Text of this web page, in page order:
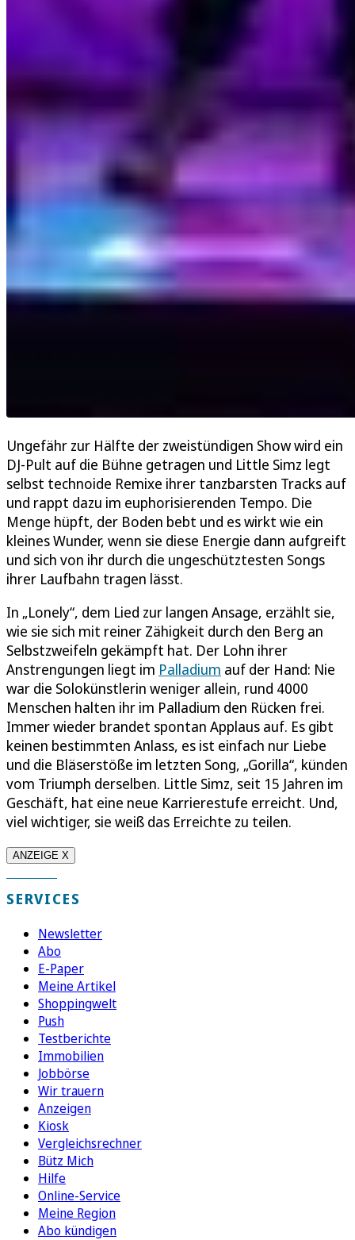
Ungefähr zur Hälfte der zweistündigen Show wird ein
DJ-Pult auf die Bühne getragen und Little Simz legt
selbst technoide Remixe ihrer tanzbarsten Tracks auf
und rappt dazu im euphorisierenden Tempo. Die
Menge hüpft, der Boden bebt und es wirkt wie ein
kleines Wunder, wenn sie diese Energie dann aufgreift
und sich von ihr durch die ungeschütztesten Songs
ihrer Laufbahn tragen lässt.
In „Lonely“, dem Lied zur langen Ansage, erzählt sie,
wie sie sich mit reiner Zähigkeit durch den Berg an
Selbstzweifeln gekämpft hat. Der Lohn ihrer
Anstrengungen liegt im Palladium auf der Hand: Nie
war die Solokünstlerin weniger allein, rund 4000
Menschen halten ihr im Palladium den Rücken frei.
Immer wieder brandet spontan Applaus auf. Es gibt
keinen bestimmten Anlass, es ist einfach nur Liebe
und die Bläserstöße im letzten Song, „Gorilla“, künden
vom Triumph derselben. Little Simz, seit 15 Jahren im
Geschäft, hat eine neue Karrierestufe erreicht. Und,
viel wichtiger, sie weiß das Erreichte zu teilen.
ANZEIGE X
SERVICES
Newsletter
Abo
E-Paper
Meine Artikel
Shoppingwelt
Push
Testberichte
Immobilien
Jobbörse
Wir trauern
Anzeigen
Kiosk
Vergleichsrechner
Bütz Mich
Hilfe
Online-Service
Meine Region
Abo kündigen